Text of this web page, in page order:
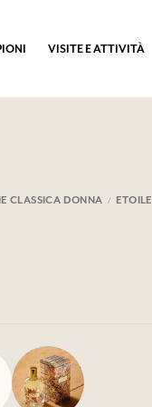
VISITE E ATTIVITÀ
CLASSICA DONNA ETOILE